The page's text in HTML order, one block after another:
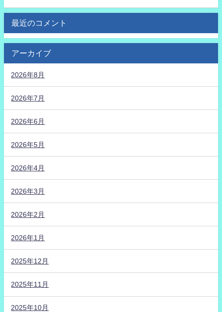
最近のコメント
アーカイブ
2026年8月
2026年7月
2026年6月
2026年5月
2026年4月
2026年3月
2026年2月
2026年1月
2025年12月
2025年11月
2025年10月